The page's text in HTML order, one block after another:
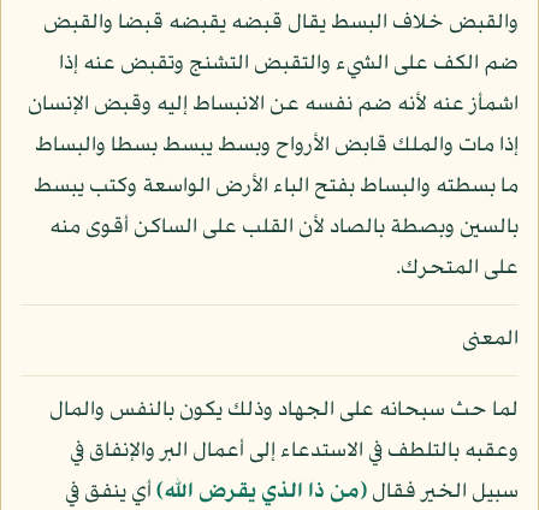
والقبض خلاف البسط يقال قبضه يقبضه قبضا والقبض
ضم الكف على الشيء والتقبض التشنج وتقبض عنه إذا
اشمأز عنه لأنه ضم نفسه عن الانبساط إليه وقبض الإنسان
إذا مات والملك قابض الأرواح وبسط يبسط بسطا والبساط
ما بسطته والبساط بفتح الباء الأرض الواسعة وكتب يبسط
بالسين وبصطة بالصاد لأن القلب على الساكن أقوى منه
على المتحرك.
المعنى
لما حث سبحانه على الجهاد وذلك يكون بالنفس والمال
وعقبه بالتلطف في الاستدعاء إلى أعمال البر والإنفاق في
سبيل الخير فقال﴿من ذا الذي يقرض الله﴾أي ينفق في